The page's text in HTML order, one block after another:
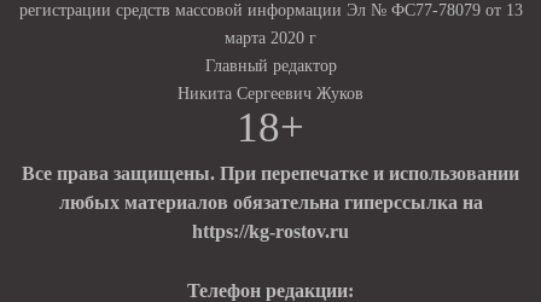
регистрации средств массовой информации Эл № ФС77-78079 от 13
марта 2020 г
Главный редактор
Никита Сергеевич Жуков
18+
Все права защищены. При перепечатке и использовании
любых материалов обязательна гиперссылка на
https://kg-rostov.ru
Телефон редакции: